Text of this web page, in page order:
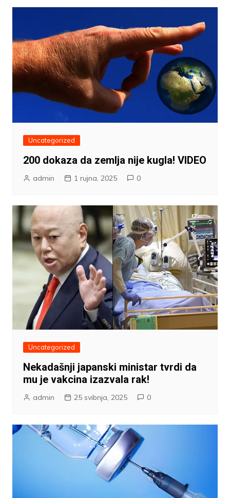
Uncategorized
200 dokaza da zemlja nije kugla! VIDEO
admin 1 rujna, 2025 0
Uncategorized
Nekadašnji japanski ministar tvrdi da
mu je vakcina izazvala rak!
admin 25 svibnja, 2025 0